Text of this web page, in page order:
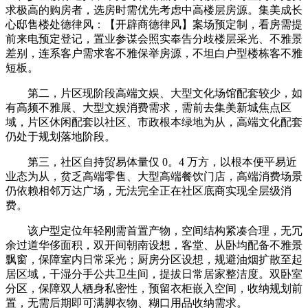
求极高的购房者，选房时需优先考虑中高楼层房源。集美成长
心邸售楼处德律风：【开辟商德律风】案场预定制，看房需提
前来电预定登记，置业参谋会照实奉告分歧楼层采光、不雅景
差别，连系客户需求客不雅保举房源，不坦白户型楼栋客不雅
短板。
第二，片区现阶段高端文娱、大型文化场馆配套较少，如
有高频不雅展、大型文娱消费需求，需前去集美新城焦点区
域，片区休闲配套以社区、市政根本绿地为从，高端文化配套
仍处于规划落地阶段。
第三，社区自持贸易体量仅 0。4 万方，以根本便平易近
业态为从，贫乏高端零售、大型高端餐饮门店，高端消费场景
仍依赖相邻万达广场，无法完全正在社区底商实现全层级消
费。
该户型定位年轻刚需首置产物，空间结构紧凑合理，无冗
余过道华侈面积，双开间朝南设想，客堂、从卧均配备不雅景
飘窗，保障室内日常采光；厨房分区设想，规避油烟扩散至起
居区域，干湿分手公共卫生间，提拔日常居家整洁度。双卧室
分区，保障双人栖身私密性，预留衣柜嵌入空间，收纳规划前
置，无需后期即可满脚衣物、糊口用品收纳需求。